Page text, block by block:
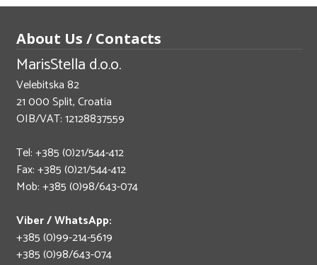
About Us / Contacts
MarisStella d.o.o.
Velebitska 82
21 000 Split, Croatia
OIB/VAT: 12128837559
Tel: +385 (0)21/544-412
Fax: +385 (0)21/544-412
Mob: +385 (0)98/643-074
Viber / WhatsApp:
+385 (0)99-214-5619
+385 (0)98/643-074